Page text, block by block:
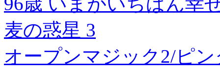
麦の惑星 3
オープンマジック2/ピ